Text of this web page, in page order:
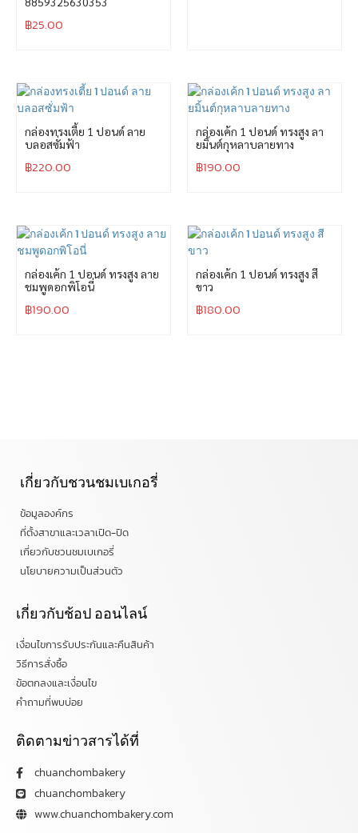
฿25.00
กล่องทรงเตี้ย 1 ปอนด์ ลาย
บลอสซั่มฟ้า
฿220.00
กล่องเค้ก 1 ปอนด์ ทรงสูง ลา
ยมิ้นต์กุหลาบลายทาง
฿190.00
กล่องเค้ก 1 ปอนด์ ทรงสูง ลาย
ชมพูดอกพิโอนี่
฿190.00
กล่องเค้ก 1 ปอนด์ ทรงสูง สี
ขาว
฿180.00
เกี่ยวกับชวนชมเบเกอรี่
ข้อมูลองค์กร
ที่ตั้งสาขาและเวลาเปิด-ปิด
เกี่ยวกับชวนชมเบเกอรี่
นโยบายความเป็นส่วนตัว
เกี่ยวกับช้อป ออนไลน์
เงื่อนไขการรับประกันและคืนสินค้า
วิธีการสั่งซื้อ
ข้อตกลงและเงื่อนไข
คำถามที่พบบ่อย
ติดตามข่าวสารได้ที่
chuanchombakery
chuanchombakery
www.chuanchombakery.com